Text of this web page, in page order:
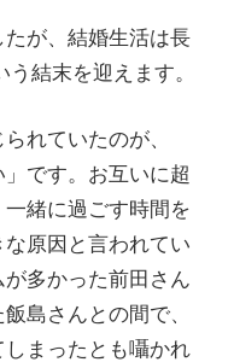
が、結婚生活は長
う結末を迎えます。
れていたのが、
」です。お互いに超
緒に過ごす時間を
原因と言われてい
多かった前田さん
島さんとの間で、
まったとも囁かれ